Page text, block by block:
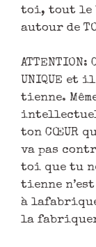
toi, tout le
autour de
UNIQUE et
tienne.
ton CŒUR
va pas
toi que tu
tienne
à
la